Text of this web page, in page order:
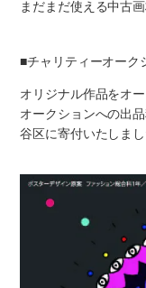
まだまだ使える中古
■チャリティーオーク
オリジナル作品をオ
オークションへの出
谷区に寄付いたしまし